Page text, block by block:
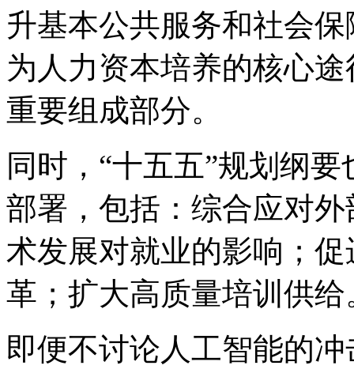
升基本公共服务和社会
为人力资本培养的核心
重要组成部分。
同时，“十五五”规划纲
部署，包括：综合应对
术发展对就业的影响；
革；扩大高质量培训供给
即便不讨论人工智能的